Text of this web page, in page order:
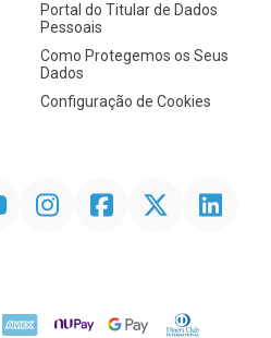
Portal do Titular de Dados
Pessoais
Como Protegemos os Seus
Dados
Configuração de Cookies
InstagramFacebookTwitter Linkedin
AMEX NuPay Google PayDiners Club